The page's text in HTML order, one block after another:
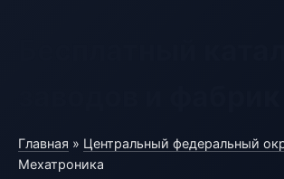
Главная » Центральный федеральный
Мехатроника